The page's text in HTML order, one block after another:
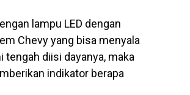
lampu LED dengan
Chevy yang bisa menyala
tengah diisi dayanya, maka
indikator berapa